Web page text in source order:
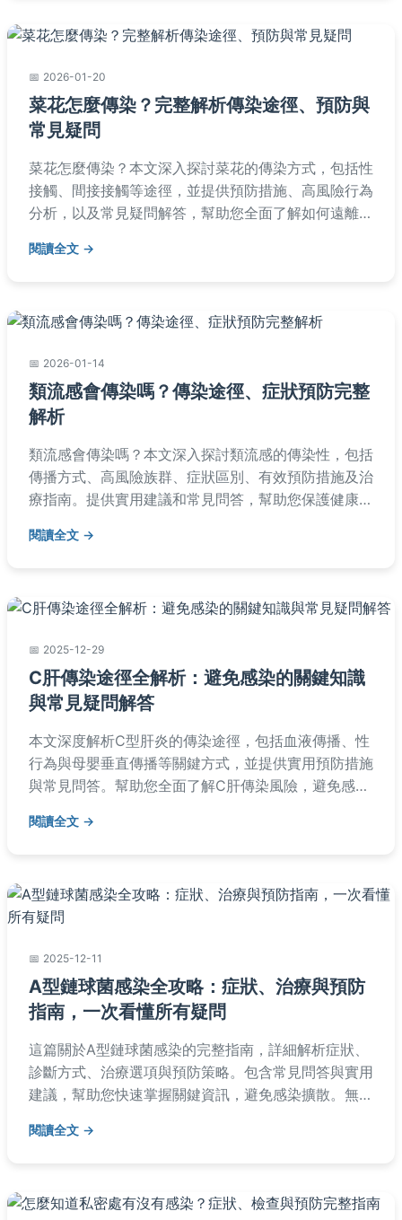
2026-01-20
菜花怎麼傳染？完整解析傳染途徑、預防與
常見疑問
菜花怎麼傳染？本文深入探討菜花的傳染方式，包括性
接觸、間接接觸等途徑，並提供預防措施、高風險行為
分析，以及常見疑問解答，幫助您全面了解如何遠離感
閱讀全文
2026-01-14
類流感會傳染嗎？傳染途徑、症狀預防完整
解析
類流感會傳染嗎？本文深入探討類流感的傳染性，包括
傳播方式、高風險族群、症狀區別、有效預防措施及治
療指南。提供實用建議和常見問答，幫助您保護健康，
問。
閱讀全文
2025-12-29
C肝傳染途徑全解析：避免感染的關鍵知識
與常見疑問解答
本文深度解析C型肝炎的傳染途徑，包括血液傳播、性
行為與母嬰垂直傳播等關鍵方式，並提供實用預防措施
與常見問答。幫助您全面了解C肝傳染風險，避免感
閱讀全文
2025-12-11
A型鏈球菌感染全攻略：症狀、治療與預防
指南，一次看懂所有疑問
這篇關於A型鏈球菌感染的完整指南，詳細解析症狀、
診斷方式、治療選項與預防策略。包含常見問答與實用
建議，幫助您快速掌握關鍵資訊，避免感染擴散。無論
閱讀全文